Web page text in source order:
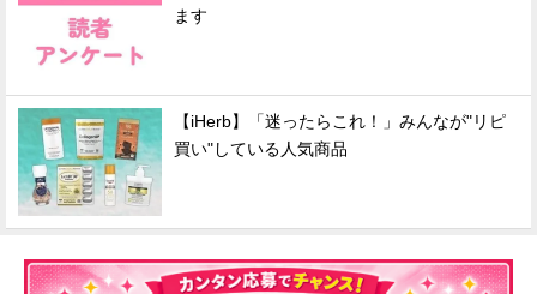
ます
【iHerb】「迷ったらこれ！」みんなが"リピ
買い"している人気商品